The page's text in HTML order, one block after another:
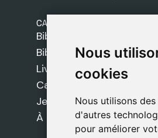
Nous
cookies
Nous utilisons
d'autres
pour améliorer
Nous
cookies
Nous utilisons
d'autres
pour améliorer
CATÉGORIES
Bibles Safeliz
Bibles
Livres
Cadeaux
Jeux
À propos de nous